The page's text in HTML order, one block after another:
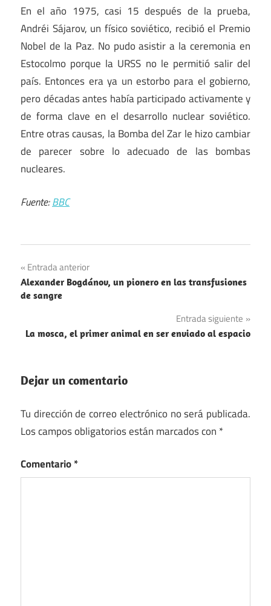
En el año 1975, casi 15 después de la prueba,
Andréi Sájarov, un físico soviético, recibió el Premio
Nobel de la Paz. No pudo asistir a la ceremonia en
Estocolmo porque la URSS no le permitió salir del
país. Entonces era ya un estorbo para el gobierno,
pero décadas antes había participado activamente y
de forma clave en el desarrollo nuclear soviético.
Entre otras causas, la Bomba del Zar le hizo cambiar
de parecer sobre lo adecuado de las bombas
nucleares.
Fuente:BBC
Navegación
de
Entrada anterior
Alexander Bogdánov, un pionero en las transfusiones
de sangre
Entrada siguiente
La mosca, el primer animal en ser enviado al espacio
Dejar un comentario
Tu dirección de correo electrónico no será publicada.
Los campos obligatorios están marcados con *
Comentario*